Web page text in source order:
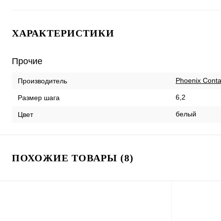
ХАРАКТЕРИСТИКИ
Прочие
Производитель Phoenix
Размер шага 6,2
Цвет белый
ПОХОЖИЕ ТОВАРЫ (8)